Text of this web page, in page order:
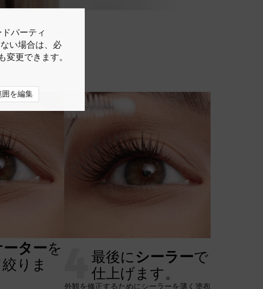
ターを
りま
最後に シーラーで
仕上げます。
外観を修正するためにシーラーを薄く塗布
パーティ
い場合は、必
変更できます。
を編集